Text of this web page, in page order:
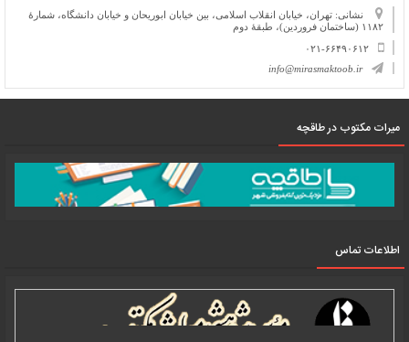
نشانی: تهران، خیابان انقلاب اسلامی، بین خیابان ابوریحان و خیابان دانشگاه، شمارۀ
۱۱۸۲ (ساختمان فروردین)، طبقۀ دوم
۰۲۱-۶۶۴۹۰۶۱۲
info@mirasmaktoob.ir
میرات مکتوب در طاقچه
اطلاعات تماس